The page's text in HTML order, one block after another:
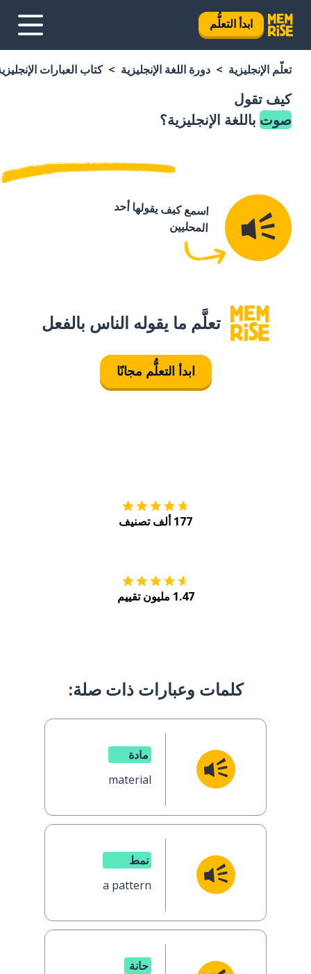
ابدأ التعلُّم
تعلَّم الإنجليزية دورة اللغة الإنجليزية كتاب العبارات
كيف تقول
صوت باللغة الإنجليزية؟
اسمع كيف يقولها أحد
المحليين
تعلَّم ما يقوله الناس بالفعل
ابدأ التعلُّم مجانًا
177 ألف تصنيف
1.47 مليون تقييم
كلمات وعبارات ذات صلة:
مادة
material
نمط
a pattern
حانة